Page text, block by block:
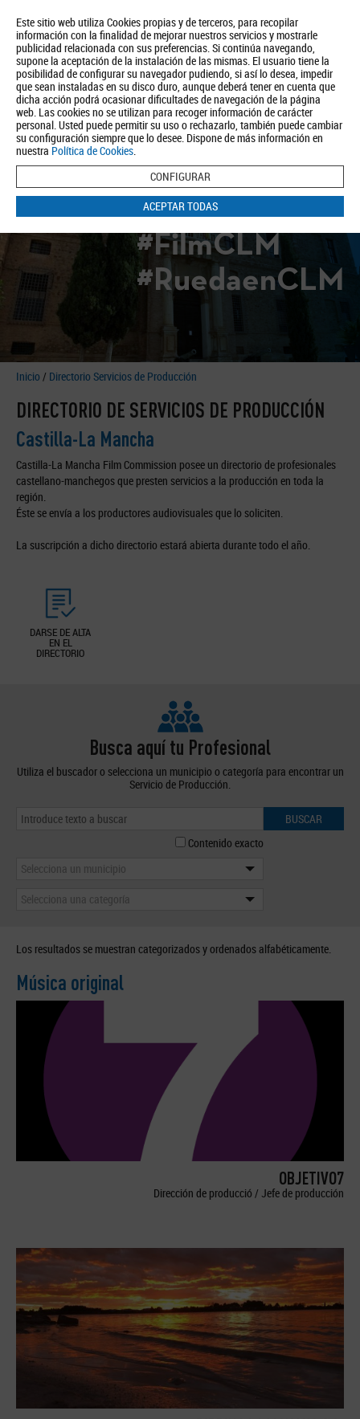
Este sitio web utiliza Cookies propias y de terceros, para recopilar
información con la finalidad de mejorar nuestros servicios y mostrarle
publicidad relacionada con sus preferencias. Si continúa navegando,
supone la aceptación de la instalación de las mismas. El usuario tiene la
posibilidad de configurar su navegador pudiendo, si así lo desea, impedir
que sean instaladas en su disco duro, aunque deberá tener en cuenta que
dicha acción podrá ocasionar dificultades de navegación de la página
web. Las cookies no se utilizan para recoger información de carácter
personal. Usted puede permitir su uso o rechazarlo, también puede cambiar
su configuración siempre que lo desee. Dispone de más información en
nuestra Política de Cookies.
CONFIGURAR
ACEPTAR TODAS
Quiénes somos Turismo Política de Privacidad Aviso Legal
Política de Cookies
BUSCAR
#FilmCLM
#RuedaenCLM
Inicio / Directorio Servicios de Producción
DIRECTORIO DE SERVICIOS DE PRODUCCIÓN
Castilla-La Mancha
Castilla-La Mancha Film Commission posee un directorio de profesionales
castellano-manchegos que presten servicios a la producción en toda la
región.
Éste se envía a los productores audiovisuales que lo soliciten.
La suscripción a dicho directorio estará abierta durante todo el año.
DARSE DE ALTA
EN EL
DIRECTORIO
Busca aquí tu Profesional
Utiliza el buscador o selecciona un municipio o categoría para encontrar un
Servicio de Producción.
BUSCAR
Contenido exacto
Selecciona un municipio
Selecciona una categoría
Los resultados se muestran categorizados y ordenados alfabéticamente.
Música original
OBJETIVO7
Dirección de producció / Jefe de producción